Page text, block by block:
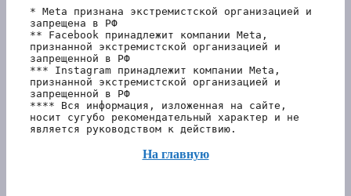
* Meta признана экстремистской организацией и
запрещена в РФ
** Facebook принадлежит компании Meta,
признанной экстремистской организацией и
запрещенной в РФ
*** Instagram принадлежит компании Meta,
признанной экстремистской организацией и
запрещенной в РФ
**** Вся информация, изложенная на сайте,
носит сугубо рекомендательный характер и не
является руководством к действию.
На главную